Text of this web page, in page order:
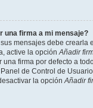
una firma a mi mensaje?
mensajes debe crearla
active la opciónAñadir
una firma por defecto a
de Control de
la opciónAñadir